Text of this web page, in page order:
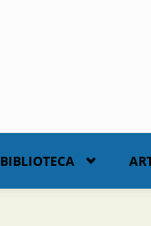
BIBLIOTECA